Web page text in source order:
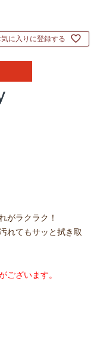
気に入りに登録する
がラクラク！
れてもサッと拭き取
ございます。